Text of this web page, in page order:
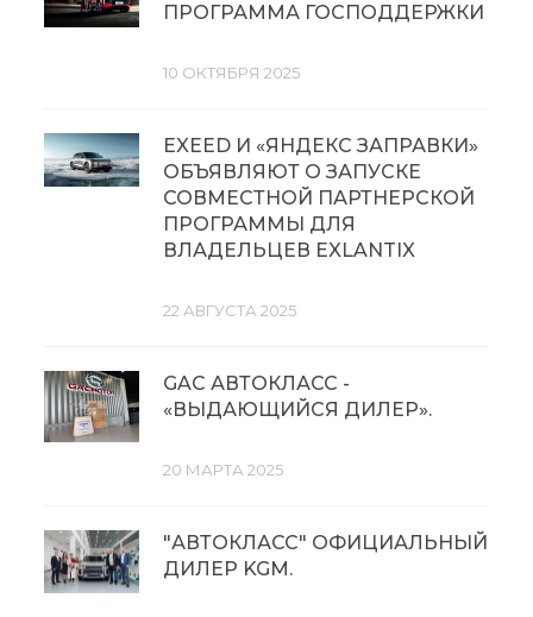
ПРОГРАММА ГОСПОДДЕРЖКИ
10 ОКТЯБРЯ 2025
EXEED И «ЯНДЕКС ЗАПРАВКИ»
ОБЪЯВЛЯЮТ О ЗАПУСКЕ
СОВМЕСТНОЙ ПАРТНЕРСКОЙ
ПРОГРАММЫ ДЛЯ
ВЛАДЕЛЬЦЕВ EXLANTIX
22 АВГУСТА 2025
GAC АВТОКЛАСС -
«ВЫДАЮЩИЙСЯ ДИЛЕР».
20 МАРТА 2025
"АВТОКЛАСС" ОФИЦИАЛЬНЫЙ
ДИЛЕР KGM.